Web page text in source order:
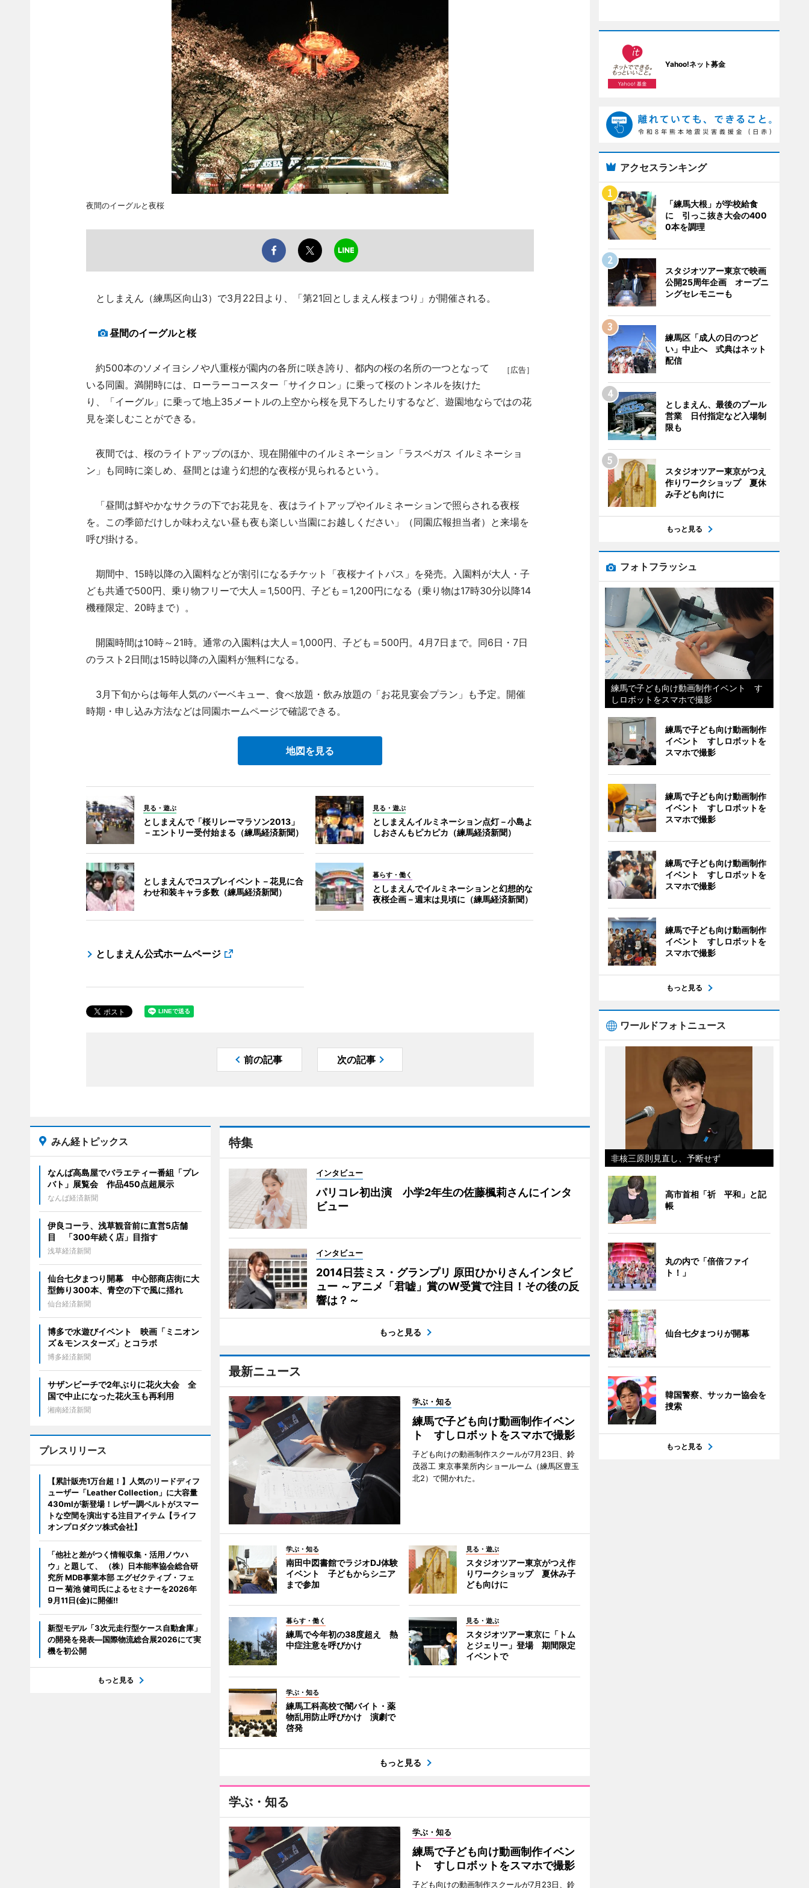
夜間のイーグルと夜桜
としまえん（練馬区向山3）で3月22日より、「第21回としまえん桜まつり」が開催される。
昼間のイーグルと桜
［広告］
約500本のソメイヨシノや八重桜が園内の各所に咲き誇り、都内の桜の名所の一つとなって
いる同園。満開時には、ローラーコースター「サイクロン」に乗って桜のトンネルを抜けた
り、「イーグル」に乗って地上35メートルの上空から桜を見下ろしたりするなど、遊園地ならではの花
見を楽しむことができる。
夜間では、桜のライトアップのほか、現在開催中のイルミネーション「ラスベガス イルミネーショ
ン」も同時に楽しめ、昼間とは違う幻想的な夜桜が見られるという。
「昼間は鮮やかなサクラの下でお花見を、夜はライトアップやイルミネーションで照らされる夜桜
を。この季節だけしか味わえない昼も夜も楽しい当園にお越しください」（同園広報担当者）と来場を
呼び掛ける。
期間中、15時以降の入園料などが割引になるチケット「夜桜ナイトパス」を発売。入園料が大人・子
ども共通で500円、乗り物フリーで大人＝1,500円、子ども＝1,200円になる（乗り物は17時30分以降14
機種限定、20時まで）。
開園時間は10時～21時。通常の入園料は大人＝1,000円、子ども＝500円。4月7日まで。同6日・7日
のラスト2日間は15時以降の入園料が無料になる。
3月下旬からは毎年人気のバーベキュー、食べ放題・飲み放題の「お花見宴会プラン」も予定。開催
時期・申し込み方法などは同園ホームページで確認できる。
地図を見る
見る・遊ぶ
としまえんで「桜リレーマラソン2013」
－エントリー受付始まる（練馬経済新聞）
見る・遊ぶ
としまえんイルミネーション点灯－小島よ
しおさんもピカピカ（練馬経済新聞）
としまえんでコスプレイベント－花見に合
わせ和装キャラ多数（練馬経済新聞）
暮らす・働く
としまえんでイルミネーションと幻想的な
夜桜企画－週末は見頃に（練馬経済新聞）
としまえん公式ホームページ
前の記事 次の記事
特集
インタビュー
パリコレ初出演 小学2年生の佐藤楓莉さんにインタ
ビュー
インタビュー
2014日芸ミス・グランプリ 原田ひかりさんインタビ
ュー ～アニメ「君嘘」賞のW受賞で注目！その後の反
響は？～
もっと見る
最新ニュース
学ぶ・知る
練馬で子ども向け動画制作イベン
ト すしロボットをスマホで撮影
子ども向けの動画制作スクールが7月23日、鈴
茂器工 東京事業所内ショールーム（練馬区豊玉
北2）で開かれた。
学ぶ・知る
南田中図書館でラジオDJ体験
イベント 子どもからシニア
まで参加
見る・遊ぶ
スタジオツアー東京がつえ作
りワークショップ 夏休み子
ども向けに
暮らす・働く
練馬で今年初の38度超え 熱
中症注意を呼びかけ
見る・遊ぶ
スタジオツアー東京に「トム
とジェリー」登場 期間限定
イベントで
学ぶ・知る
練馬工科高校で闇バイト・薬
物乱用防止呼びかけ 演劇で
啓発
もっと見る
学ぶ・知る
学ぶ・知る
練馬で子ども向け動画制作イベン
ト すしロボットをスマホで撮影
子ども向けの動画制作スクールが7月23日、鈴
みん経トピックス
なんば高島屋でバラエティー番組「プレ
バト」展覧会 作品450点超展示
なんば経済新聞
伊良コーラ、浅草観音前に直営5店舗
目 「300年続く店」目指す
浅草経済新聞
仙台七夕まつり開幕 中心部商店街に大
型飾り300本、青空の下で風に揺れ
仙台経済新聞
博多で水遊びイベント 映画「ミニオン
ズ＆モンスターズ」とコラボ
博多経済新聞
サザンビーチで2年ぶりに花火大会 全
国で中止になった花火玉も再利用
湘南経済新聞
プレスリリース
【累計販売1万台超！】人気のリードディフ
ューザー「Leather Collection」に大容量
430mlが新登場！レザー調ベルトがスマー
トな空間を演出する注目アイテム【ライフ
オンプロダクツ株式会社】
「他社と差がつく情報収集・活用ノウハ
ウ」と題して、 （株）日本能率協会総合研
究所 MDB事業本部 エグゼクティブ・フェ
ロー 菊池 健司氏によるセミナーを2026年
9月11日(金)に開催!!
新型モデル「3次元走行型ケース自動倉庫」
の開発を発表―国際物流総合展2026にて実
機を初公開
もっと見る
Yahoo!ネット募金
アクセスランキング
「練馬大根」が学校給食
に 引っこ抜き大会の400
0本を調理
スタジオツアー東京で映画
公開25周年企画 オープニ
ングセレモニーも
練馬区「成人の日のつど
い」中止へ 式典はネット
配信
としまえん、最後のプール
営業 日付指定など入場制
限も
スタジオツアー東京がつえ
作りワークショップ 夏休
み子ども向けに
もっと見る
フォトフラッシュ
練馬で子ども向け動画制作イベント す
しロボットをスマホで撮影
練馬で子ども向け動画制作
イベント すしロボットを
スマホで撮影
練馬で子ども向け動画制作
イベント すしロボットを
スマホで撮影
練馬で子ども向け動画制作
イベント すしロボットを
スマホで撮影
練馬で子ども向け動画制作
イベント すしロボットを
スマホで撮影
もっと見る
ワールドフォトニュース
非核三原則見直し、予断せず
高市首相「祈 平和」と記
帳
丸の内で「倍倍ファイ
ト！」
仙台七夕まつりが開幕
韓国警察、サッカー協会を
捜索
もっと見る